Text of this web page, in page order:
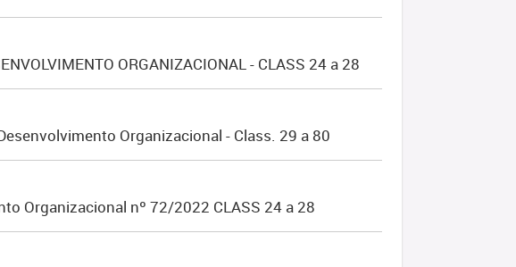
ORGANIZACIONAL - CLASS 24 a 28
Organizacional - Class. 29 a 80
Organizacional nº 72/2022 CLASS 24 a 28